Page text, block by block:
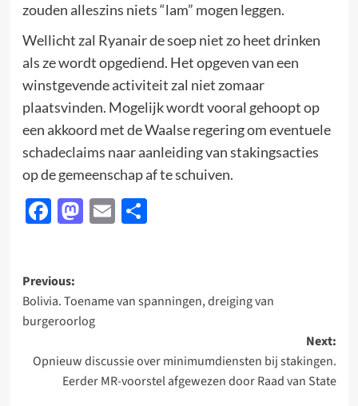
zouden alleszins niets “lam” mogen leggen.
Wellicht zal Ryanair de soep niet zo heet drinken
als ze wordt opgediend. Het opgeven van een
winstgevende activiteit zal niet zomaar
plaatsvinden. Mogelijk wordt vooral gehoopt op
een akkoord met de Waalse regering om eventuele
schadeclaims naar aanleiding van stakingsacties
op de gemeenschap af te schuiven.
Facebook
Mastodon
EmailDelen
Post
navigation
Previous:
Bolivia. Toename van spanningen, dreiging van
burgeroorlog
Next:
Opnieuw discussie over minimumdiensten bij stakingen.
Eerder MR-voorstel afgewezen door Raad van State